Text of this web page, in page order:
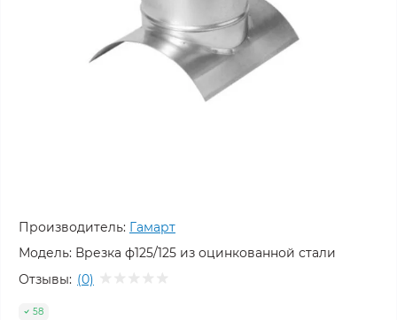
Производитель: Гамарт
Модель: Врезка ф125/125 из оцинкованной стали
Отзывы: (0)
58